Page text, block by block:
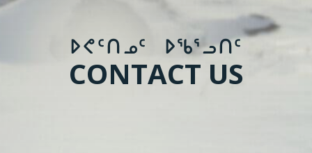
​ᐅᕙᑦᑎᓄᑦ ᐅᖃᕐᓗᑎᑦ​
CONTACT US